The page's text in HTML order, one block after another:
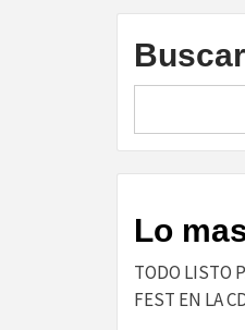
Buscar
Lo
TODO LISTO
FEST EN LA